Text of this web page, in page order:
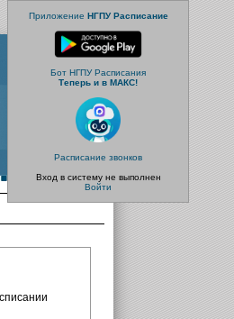
Приложение НГПУ Расписание
Бот НГПУ Расписания
Теперь и в МАКС!
Расписание звонков
Вход в систему не выполнен
Войти